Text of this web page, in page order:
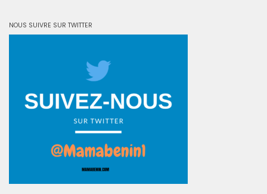
NOUS SUIVRE SUR TWITTER